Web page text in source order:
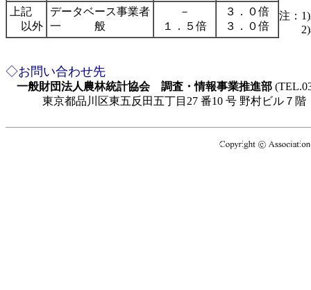
上記
以外
データベース事業者
一 般
－
１．５倍
３．０倍
３．０倍
注：1)
2)
◇お問い合わせ先
一般財団法人農林統計協会 調査・情報事業推進部
東京都品川区東五反田五丁目27 番10 号 野村ビル７